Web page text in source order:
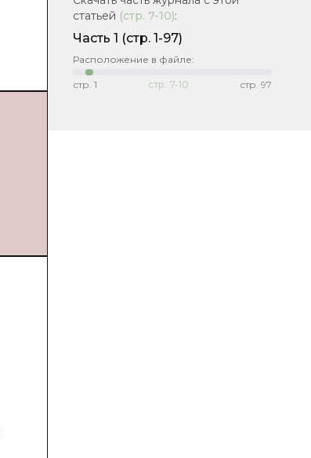
статьей (стр. 7-10):
Часть 1 (стр. 1-97)
Расположение в файле:
стр. 1 стр. 7-10 стр. 97